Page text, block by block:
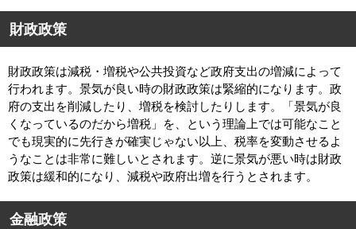
財政政策
財政政策は減税・増税や公共投資など政府支出の増減によって
行われます。景気が良い時の財政政策は緊縮的になります。政
府の支出を削減したり、増税を検討したりします。「景気が良
くなっているのだから増税」を、という理論上では可能なこと
でも現実的に先行きが確実じゃない以上、税率を変動させるよ
うなことは非常に難しいとされます。逆に景気が悪い時は財政
政策は緩和的になり、減税や政府出増を行うとされます。
金融政策